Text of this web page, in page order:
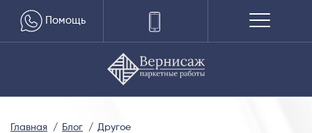
Помощь
Главная Блог Другое